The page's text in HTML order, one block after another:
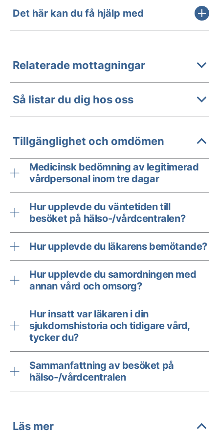
Det här kan du få hjälp med
Relaterade mottagningar
Så listar du dig hos oss
Tillgänglighet och omdömen
Medicinsk bedömning av legitimerad
vårdpersonal inom tre dagar
Hur upplevde du väntetiden till
besöket på hälso-/vårdcentralen?
Hur upplevde du läkarens bemötande?
Hur upplevde du samordningen med
annan vård och omsorg?
Hur insatt var läkaren i din
sjukdomshistoria och tidigare vård,
tycker du?
Sammanfattning av besöket på
hälso-/vårdcentralen
Läs mer